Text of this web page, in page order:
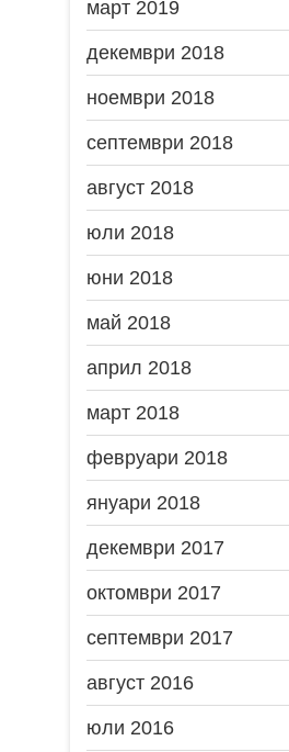
март 2019
декември 2018
ноември 2018
септември 2018
август 2018
юли 2018
юни 2018
май 2018
април 2018
март 2018
февруари 2018
януари 2018
декември 2017
октомври 2017
септември 2017
август 2016
юли 2016